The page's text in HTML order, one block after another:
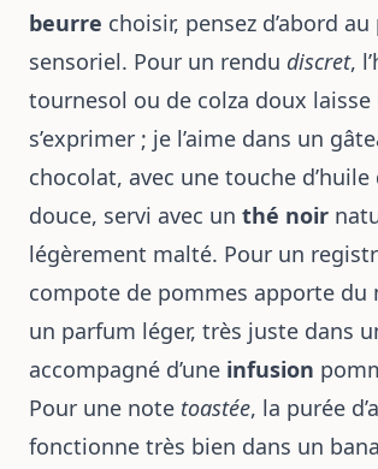
beurre choisir, pensez d’abord
sensoriel. Pour un rendu discret,
tournesol ou de colza doux laisse
s’exprimer ; je l’aime dans un
chocolat, avec une touche d’huile
douce, servi avec un thé noir
légèrement malté. Pour un
compote de pommes apporte du
un parfum léger, très juste dans
accompagné d’une infusion
Pour une note toastée, la purée
fonctionne très bien dans un